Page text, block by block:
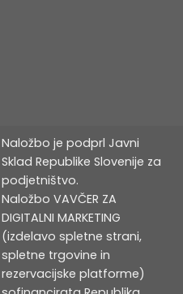
Naložbo je podprl Javni
Sklad Republike Slovenije za
podjetništvo.
Naložbo VAVČER ZA
DIGITALNI MARKETING
(izdelavo spletne strani,
spletne trgovine in
rezervacijske platforme)